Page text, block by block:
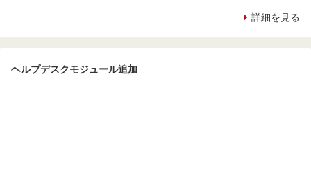
詳細を見る
ヘルプデスクモジュール追加